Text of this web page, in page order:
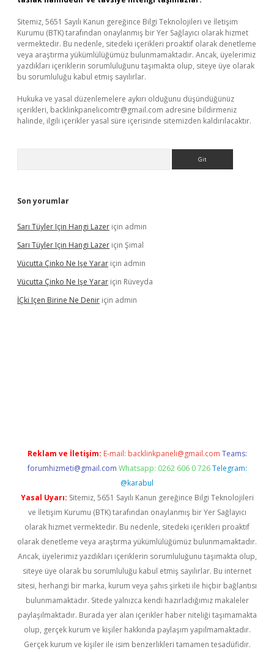
Sitemiz, 5651 Sayılı Kanun gereğince Bilgi Teknolojileri ve İletişim
Kurumu (BTK) tarafından onaylanmış bir Yer Sağlayıcı olarak hizmet
vermektedir. Bu nedenle, sitedeki içerikleri proaktif olarak denetleme
veya araştırma yükümlülüğümüz bulunmamaktadır. Ancak, üyelerimiz
yazdıkları içeriklerin sorumluluğunu taşımakta olup, siteye üye olarak
bu sorumluluğu kabul etmiş sayılırlar.
Hukuka ve yasal düzenlemelere aykırı olduğunu düşündüğünüz
içerikleri, backlinkpanelicomtr@gmail.com adresine bildirmeniz
halinde, ilgili içerikler yasal süre içerisinde sitemizden kaldırılacaktır.
Son yorumlar
Sarı Tüyler Için Hangi Lazer için admin
Sarı Tüyler Için Hangi Lazer için Şimal
Vücutta Çinko Ne Işe Yarar için admin
Vücutta Çinko Ne Işe Yarar için Rüveyda
İÇki Içen Birine Ne Denir için admin
Reklam ve İletişim: E-mail: backlinkpaneli@gmail.com Teams:
forumhizmeti@gmail.com Whatsapp: 0262 606 0 726 Telegram:
@karabul
Yasal Uyarı: Sitemiz, 5651 Sayılı Kanun gereğince Bilgi Teknolojileri
ve İletişim Kurumu (BTK) tarafından onaylanmış bir Yer Sağlayıcı
olarak hizmet vermektedir. Bu nedenle, sitedeki içerikleri proaktif
olarak denetleme veya araştırma yükümlülüğümüz bulunmamaktadır.
Ancak, üyelerimiz yazdıkları içeriklerin sorumluluğunu taşımakta olup,
siteye üye olarak bu sorumluluğu kabul etmiş sayılırlar. Bu internet
sitesi, herhangi bir marka, kurum veya şahıs şirketi ile hiçbir bağlantısı
bulunmamaktadır. Sitede yalnızca kendi hazırladığımız makaleler
paylaşılmaktadır. Burada yer alan içerikler haber niteliği taşımamakta
olup, gerçek kurum ve kişiler hakkında paylaşım yapılmamaktadır.
Gerçek kurum ve kişiler ile isim benzerlikleri tamamen tesadüfidir.